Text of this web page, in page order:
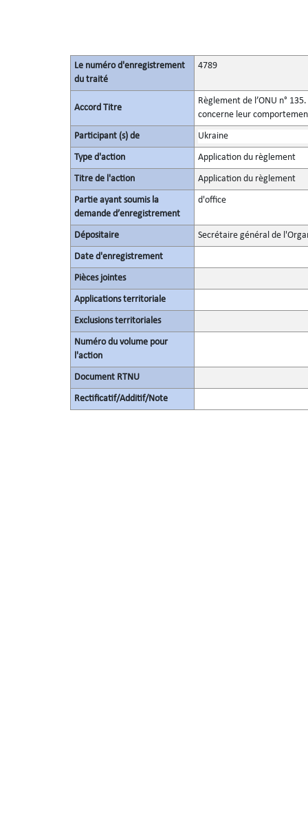
Le numéro d'enregistrement
du traité
4789
Accord Titre
Règlement de l’ONU n°
concerne leur
Participant (s) de Ukraine
Type d'action Application du règlement
Titre de l'action Application du règlement
Partie ayant soumis la
demande d’enregistrement
d'office
Dépositaire Secrétaire général de
Date d'enregistrement
Pièces jointes
Applications territoriale
Exclusions territoriales
Numéro du volume pour
l'action
Document RTNU
Rectificatif/Additif/Note